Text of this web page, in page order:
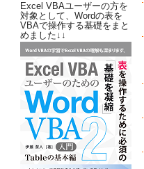
Excel VBAユーザーの方を
対象として、Wordの表を
VBAで操作する基礎をまと
めました↓↓